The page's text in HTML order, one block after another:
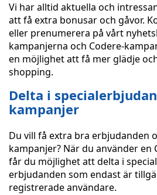
Vi har alltid aktuella och
att få extra bonusar och gåvor.
eller prenumerera på vårt
kampanjerna och Codere-
en möjlighet att få mer glädje
shopping.
Delta i
kampanjer
Du vill få extra bra erbjudanden
kampanjer? När du använder en
får du möjlighet att delta i
erbjudanden som endast är
registrerade användare.